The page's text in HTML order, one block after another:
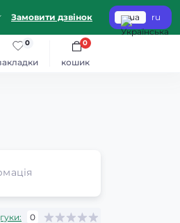
Замовити дзвінок ua ru
0
кошик
0
0